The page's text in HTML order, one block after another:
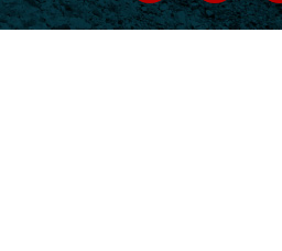
c
e
i
t